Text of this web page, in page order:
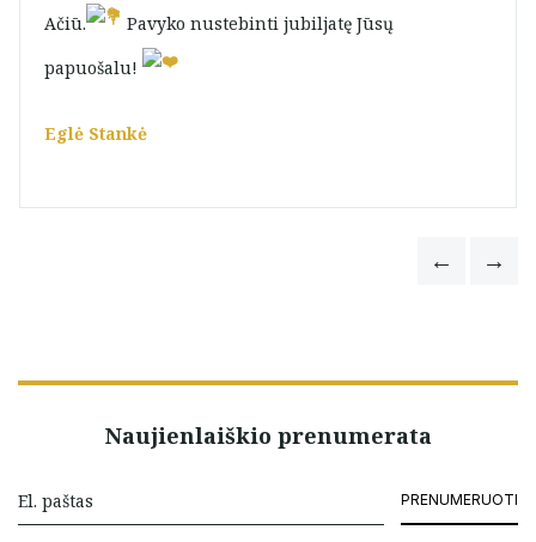
Ačiū.
Pavyko nustebinti jubiljatę Jūsų
papuošalu!
Eglė Stankė
Naujienlaiškio prenumerata
PRENUMERUOTI